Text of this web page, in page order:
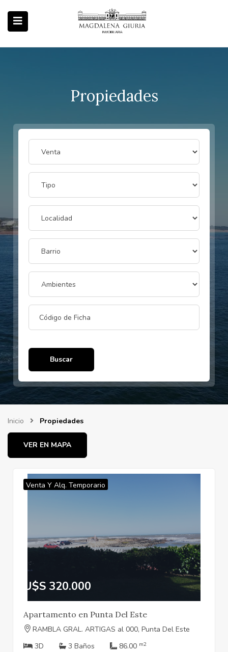
Propiedades
Buscar
Inicio Propiedades
VER EN MAPA
Venta Y Alq. Temporario
U$S 320.000
Apartamento en Punta Del Este
RAMBLA GRAL. ARTIGAS al 000, Punta Del Este
3D
3 Baños 86.00 m2